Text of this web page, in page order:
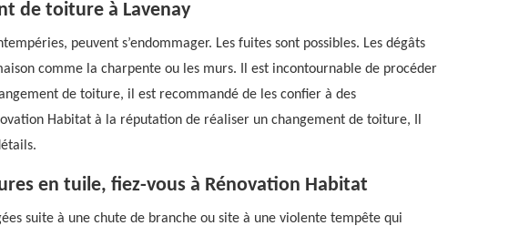
de toiture à Lavenay
peuvent s’endommager. Les fuites sont possibles. Les dégâts
comme la charpente ou les murs. Il est incontournable de procéder
de toiture, il est recommandé de les confier à des
Habitat à la réputation de réaliser un changement de toiture, Il
en tuile, fiez-vous à Rénovation Habitat
suite à une chute de branche ou site à une violente tempête qui